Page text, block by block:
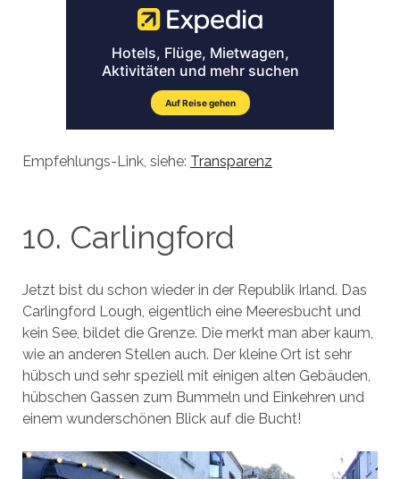
Empfehlungs-Link, siehe: Transparenz
10. Carlingford
Jetzt bist du schon wieder in der Republik Irland. Das
Carlingford Lough, eigentlich eine Meeresbucht und
kein See, bildet die Grenze. Die merkt man aber kaum,
wie an anderen Stellen auch. Der kleine Ort ist sehr
hübsch und sehr speziell mit einigen alten Gebäuden,
hübschen Gassen zum Bummeln und Einkehren und
einem wunderschönen Blick auf die Bucht!